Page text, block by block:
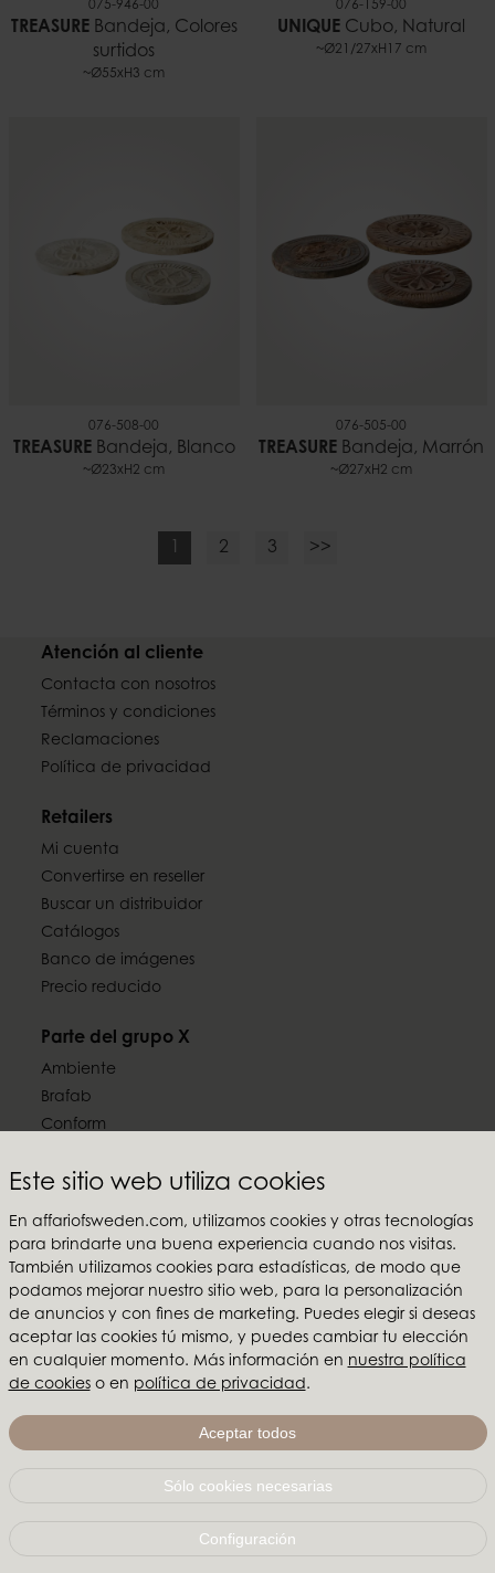
Este sitio web utiliza cookies
En affariofsweden.com, utilizamos cookies y otras tecnologías
para brindarte una buena experiencia cuando nos visitas.
También utilizamos cookies para estadísticas, de modo que
podamos mejorar nuestro sitio web, para la personalización
de anuncios y con fines de marketing. Puedes elegir si deseas
aceptar las cookies tú mismo, y puedes cambiar tu elección
en cualquier momento. Más información en nuestra política
de cookieso en política de privacidad.
Aceptar todos
Sólo cookies necesarias
Configuración
075-946-00
TREASUREBandeja, Colores
surtidos
~Ø55xH3 cm
076-159-00
UNIQUE Cubo, Natural
~Ø21/27xH17 cm
076-508-00
TREASUREBandeja, Blanco
~Ø23xH2 cm
076-505-00
TREASURE Bandeja, Marrón
~Ø27xH2 cm
1 2 3 >>
Atención al cliente
Contacta con nosotros
Términos y condiciones
Reclamaciones
Política de privacidad
Retailers
Mi cuenta
Convertirse en reseller
Buscar un distribuidor
Catálogos
Banco de imágenes
Precio reducido
Parte del grupo X
Ambiente
Brafab
Conform
MTI
Síguenos en las redes sociales
Affari of Sweden
Sobre nosotros
Inspiración
+46 479 155 55
info@affariofsweden.com
© Copyright 2021 Affari of Sweden AB